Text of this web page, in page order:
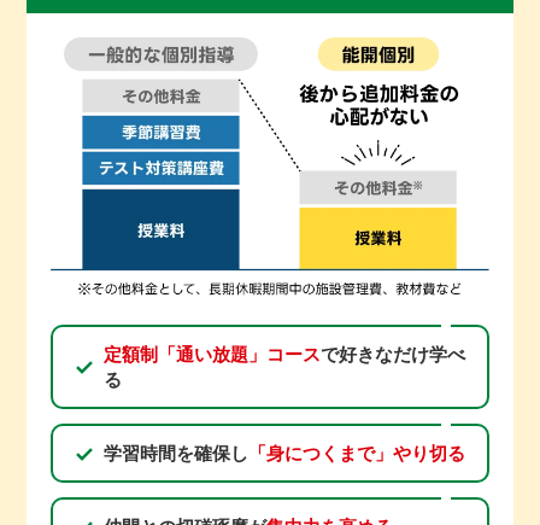
定額制「通い放題」コースで好きなだけ学べ
る
学習時間を確保し 「身につくまで」やり切る